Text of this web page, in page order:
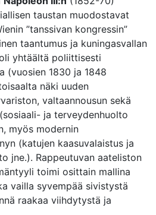
taustan muodostavat
”tanssivan kongressin”
taantumus ja kuningasvallan
yhtäältä poliittisesti
(vuosien 1830 ja 1848
näki uuden
valtaannousun sekä
ja terveydenhuolto
myös modernin
(katujen kaasuvalaistus ja
jne.). Rappeutuvan aateliston
toimi osittain mallina
vailla syvempää sivistystä
raakaa viihdytystä ja